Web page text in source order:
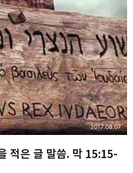
온 세상에 임한 어둠-정오부터
나님 어찌하여 나를
신 이유는? 우리가 주께
고 정리할 것. 쉽고 단순한 진리,
적은 글 말씀. 막 15:15-
2017.08.07